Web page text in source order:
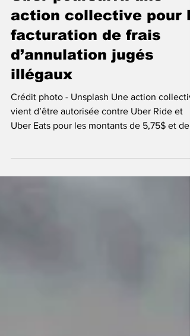
Uber poursuivi: une
action collective pour
facturation de frais
d’annulation jugés
illégaux
Crédit photo - Unsplash Une action
vient d’être autorisée contre Uber Ride et
6,95$...